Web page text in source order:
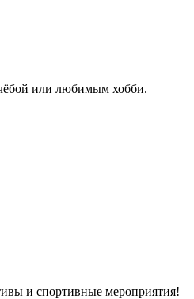
или любимым хобби.
и спортивные мероприятия!